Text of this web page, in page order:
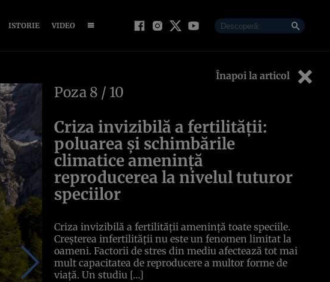
ISTORIE VIDEO
Înapoi la articol
Poza 8 / 10
Criza invizibilă a fertilității:
poluarea și schimbările
climatice amenință
reproducerea la nivelul tuturor
speciilor
Criza invizibilă a fertilității amenință toate speciile.
Creșterea infertilității nu este un fenomen limitat la
oameni. Factorii de stres din mediu afectează tot mai
mult capacitatea de reproducere a multor forme de
viață. Un studiu […]